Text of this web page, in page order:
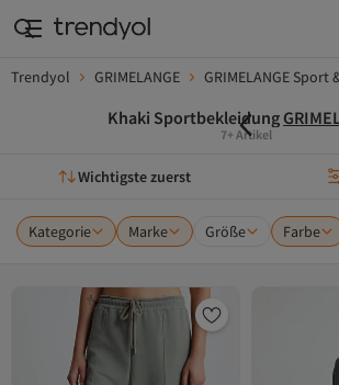
Trendyol GRIMELANGE GRIMELANGE Sport
Khaki Sportbekleidung
7+ Artikel
Wichtigste zuerst
Kategorie Marke Größe Farbe